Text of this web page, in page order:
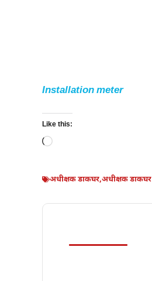
Installation meter
Like this:
Loading…
अधीक्षक डाकघर,अधीक्षक